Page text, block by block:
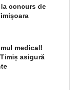
concurs de
medical!
asigură